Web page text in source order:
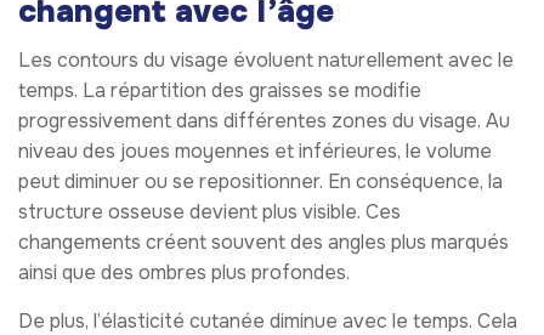
changent avec l’âge
Les contours du visage évoluent naturellement avec le
temps. La répartition des graisses se modifie
progressivement dans différentes zones du visage. Au
niveau des joues moyennes et inférieures, le volume
peut diminuer ou se repositionner. En conséquence, la
structure osseuse devient plus visible. Ces
changements créent souvent des angles plus marqués
ainsi que des ombres plus profondes.
De plus, l’élasticité cutanée diminue avec le temps. Cela